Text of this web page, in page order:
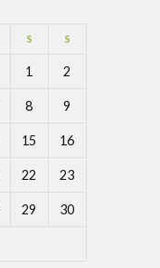
S S
1 2
8 9
15 16
22 23
29 30